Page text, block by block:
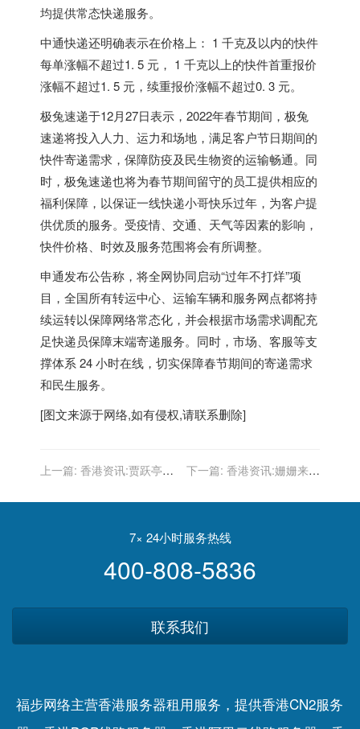
均提供常态快递服务。
中通快递还明确表示在价格上： 1 千克及以内的快件
每单涨幅不超过1. 5 元， 1 千克以上的快件首重报价
涨幅不超过1. 5 元，续重报价涨幅不超过0. 3 元。
极兔速递于12月27日表示，2022年春节期间，极兔
速递将投入人力、运力和场地，满足客户节日期间的
快件寄递需求，保障防疫及民生物资的运输畅通。同
时，极兔速递也将为春节期间留守的员工提供相应的
福利保障，以保证一线快递小哥快乐过年，为客户提
供优质的服务。受疫情、交通、天气等因素的影响，
快件价格、时效及服务范围将会有所调整。
申通发布公告称，将全网协同启动“过年不打烊”项
目，全国所有转运中心、运输车辆和服务网点都将持
续运转以保障网络常态化，并会根据市场需求调配充
足快递员保障末端寄递服务。同时，市场、客服等支
撑体系 24 小时在线，切实保障春节期间的寄递需求
和民生服务。
[图文来源于网络,如有侵权,请联系删除]
上一篇: 香港资讯:贾跃亭所
于明年1月5日进行网拍
下一篇: 香港资讯:姗姗来迟
颠覆iPhone销量仍是空谈
7× 24小时服务热线
400-808-5836
联系我们
福步网络主营香港服务器租用服务，提供香港CN2服务